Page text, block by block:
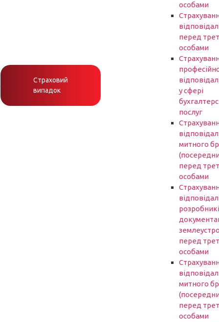
Страховий
випадок
особами
перед
особами
у сфері
послуг
митного
перед
особами
перед
особами
митного
перед
особами